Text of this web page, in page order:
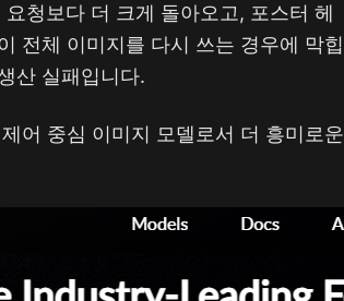
청보다 더 크게 돌아오고, 포스터 헤
전체 이미지를 다시 쓰는 경우에 막힙
산 실패입니다.
어 중심 이미지 모델로서 더 흥미로운